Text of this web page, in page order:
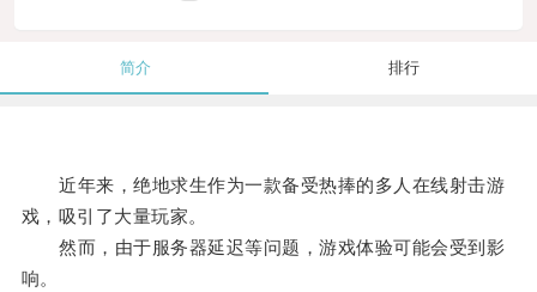
简介 排行
近年来，绝地求生作为一款备受热捧的多人在线射击游
戏，吸引了大量玩家。
然而，由于服务器延迟等问题，游戏体验可能会受到影
响。